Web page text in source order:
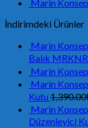
Marin
İndirimdeki Ürünler
Marin
Balık
Marin
Marin
Kutu 1,390.00
Marin
Düzenleyici